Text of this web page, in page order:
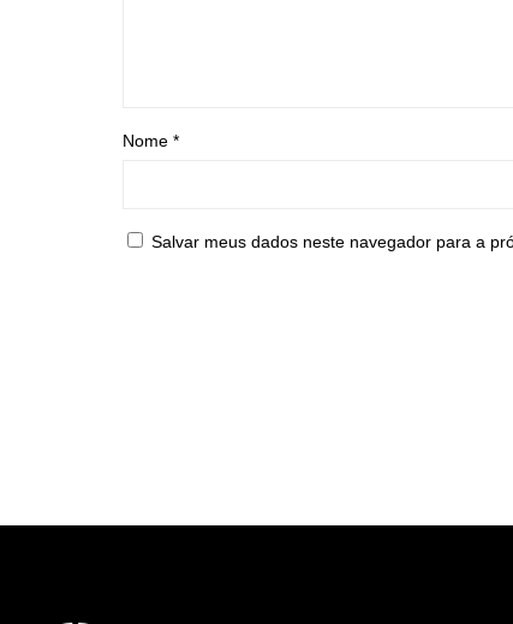
Nome *
Salvar meus dados neste navegador para a